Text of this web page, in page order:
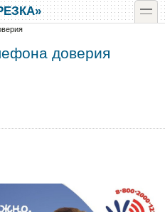
toggle
доверия